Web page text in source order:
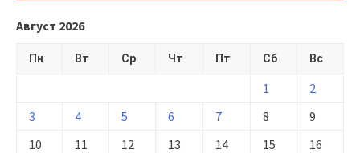
Август 2026
Пн Вт Ср Чт Пт Сб Вс
1
2
3
4 5 6 7 8
9
10
11 12 13 14 15
16